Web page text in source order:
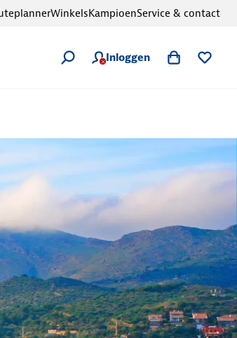
Inloggen
WinkelsKampioenService & contact